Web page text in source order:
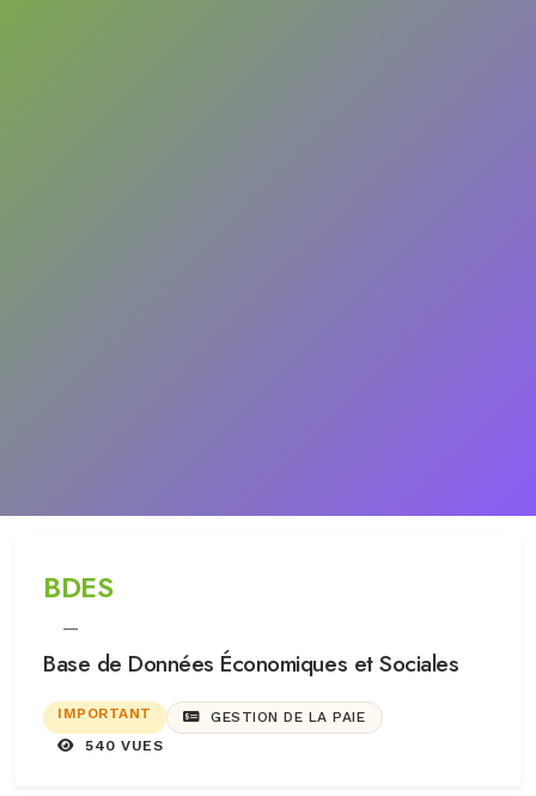
BDES
—
Base de Données Économiques et Sociales
IMPORTANT
GESTION DE LA PAIE
540 VUES